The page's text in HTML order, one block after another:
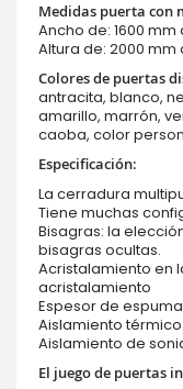
Medidas puerta con
Ancho de: 1600 mm
Altura de: 2000 mm
Colores de puertas
antracita, blanco,
amarillo, marrón,
caoba, color
Especificación:
La cerradura
Tiene muchas
Bisagras: la
bisagras ocultas.
Acristalamiento en
acristalamiento
Espesor de
Aislamiento
Aislamiento de
El juego de puertas